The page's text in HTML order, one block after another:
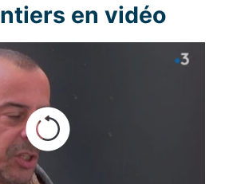
en vidéo